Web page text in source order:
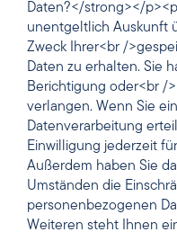
Daten?</strong></
unentgeltlich Auskunft
Zweck Ihrer<br /
Daten zu erhalten. Sie
Berichtigung oder<br /
verlangen. Wenn Sie
Datenverarbeitung
Einwilligung jederzeit
Außerdem haben Sie
Umständen die
personenbezogenen
Weiteren steht Ihnen